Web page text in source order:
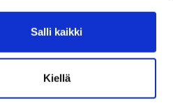
Salli kaikki
Kiellä
öppettider.